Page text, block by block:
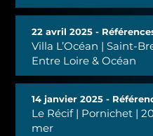
22 avril 2025 -
Villa L’Océan | Saint-
Entre Loire & Océan
14 janvier 2025 -
Le Récif | Pornichet |
mer